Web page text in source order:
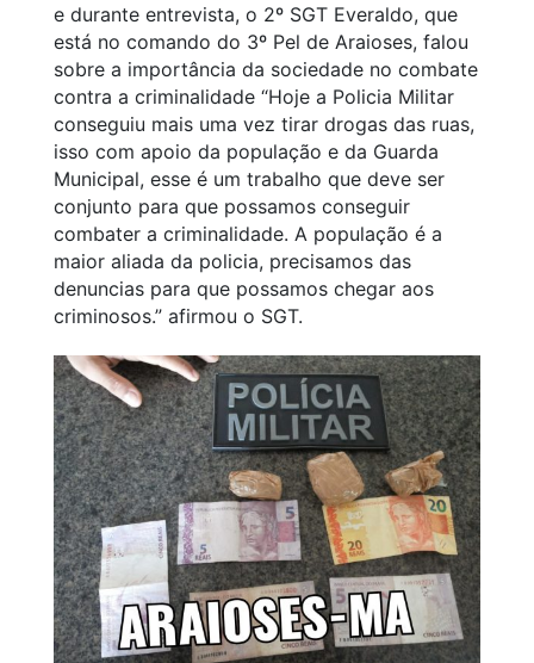
e durante entrevista, o 2º SGT Everaldo, que
está no comando do 3º Pel de Araioses, falou
sobre a importância da sociedade no combate
contra a criminalidade “Hoje a Policia Militar
conseguiu mais uma vez tirar drogas das ruas,
isso com apoio da população e da Guarda
Municipal, esse é um trabalho que deve ser
conjunto para que possamos conseguir
combater a criminalidade. A população é a
maior aliada da policia, precisamos das
denuncias para que possamos chegar aos
criminosos.” afirmou o SGT.